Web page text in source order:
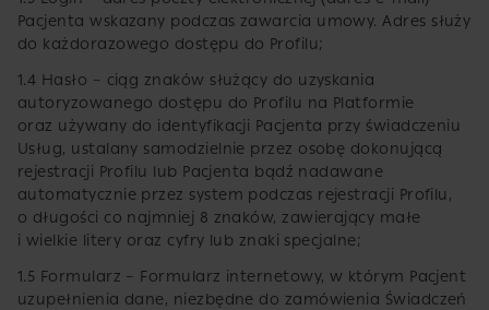
Pacjenta wskazany podczas zawarcia umowy. Adres służy
do każdorazowego dostępu do Profilu;
1.4 Hasło – ciąg znaków służący do uzyskania
autoryzowanego dostępu do Profilu na Platformie
oraz używany do identyfikacji Pacjenta przy świadczeniu
Usług, ustalany samodzielnie przez osobę dokonującą
rejestracji Profilu lub Pacjenta bądź nadawane
automatycznie przez system podczas rejestracji Profilu,
o długości co najmniej 8 znaków, zawierający małe
i wielkie litery oraz cyfry lub znaki specjalne;
1.5 Formularz – Formularz internetowy, w którym Pacjent
uzupełnienia dane, niezbędne do zamówienia Świadczeń